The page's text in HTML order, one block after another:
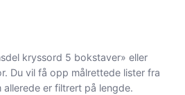
kryssord 5 bokstaver» eller
Du vil få opp målrettede lister fra
er filtrert på lengde.